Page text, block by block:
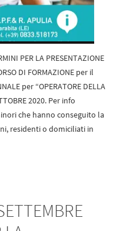
PER LA PRESENTAZIONE
DI FORMAZIONE per il
per “OPERATORE DELLA
2020. Per info
che hanno conseguito la
residenti o domiciliati in